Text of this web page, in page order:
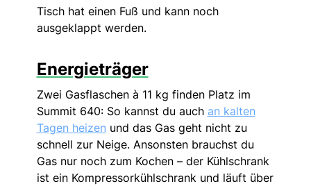
Tisch hat einen Fuß und kann noch
ausgeklappt werden.
Energieträger
Zwei Gasflaschen à 11 kg finden Platz im
Summit 640: So kannst du auch an kalten
Tagen heizen und das Gas geht nicht zu
schnell zur Neige. Ansonsten brauchst du
Gas nur noch zum Kochen – der Kühlschrank
ist ein Kompressorkühlschrank und läuft über